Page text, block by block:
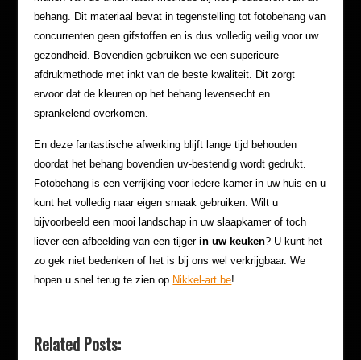
behang. Dit materiaal bevat in tegenstelling tot fotobehang van
concurrenten geen gifstoffen en is dus volledig veilig voor uw
gezondheid. Bovendien gebruiken we een superieure
afdrukmethode met inkt van de beste kwaliteit. Dit zorgt
ervoor dat de kleuren op het behang levensecht en
sprankelend overkomen.
En deze fantastische afwerking blijft lange tijd behouden
doordat het behang bovendien uv-bestendig wordt gedrukt.
Fotobehang is een verrijking voor iedere kamer in uw huis en u
kunt het volledig naar eigen smaak gebruiken. Wilt u
bijvoorbeeld een mooi landschap in uw slaapkamer of toch
liever een afbeelding van een tijgerin uw keuken? U kunt het
zo gek niet bedenken of het is bij ons wel verkrijgbaar. We
hopen u snel terug te zien op Nikkel-art.be!
Related Posts: